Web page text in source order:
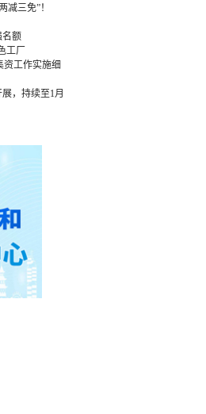
三免”！
名额
厂
资工作实施细
，持续至1月